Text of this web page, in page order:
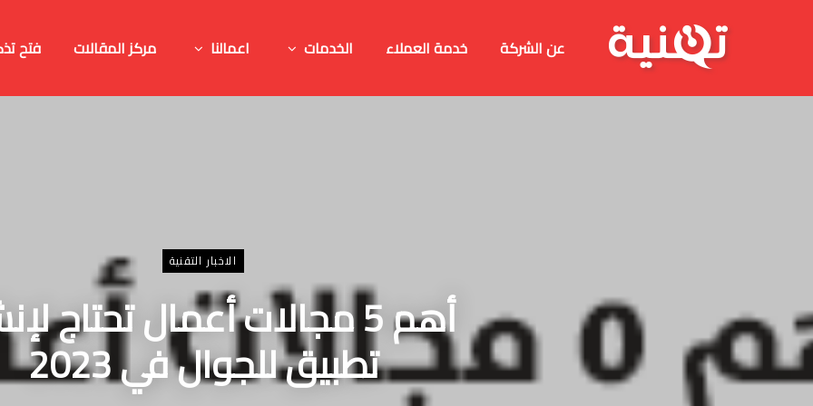
عن الشركة خدمة العملاء الخدمات اعمالنا مركز المقالات فتح
الاخبار التقنية
أهم 5 مجالات أعمال تحتاج
تطبيق للجوال في 2023